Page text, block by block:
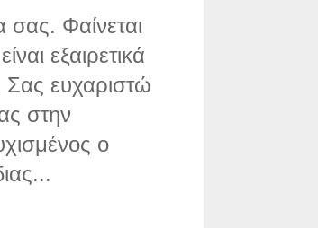
σας. Φαίνεται
εξαιρετικά
Σας ευχαριστώ
στην
ο